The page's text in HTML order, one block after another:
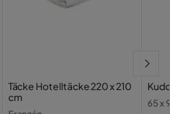
Täcke Hotelltäcke 220 x 210
cm
65 x